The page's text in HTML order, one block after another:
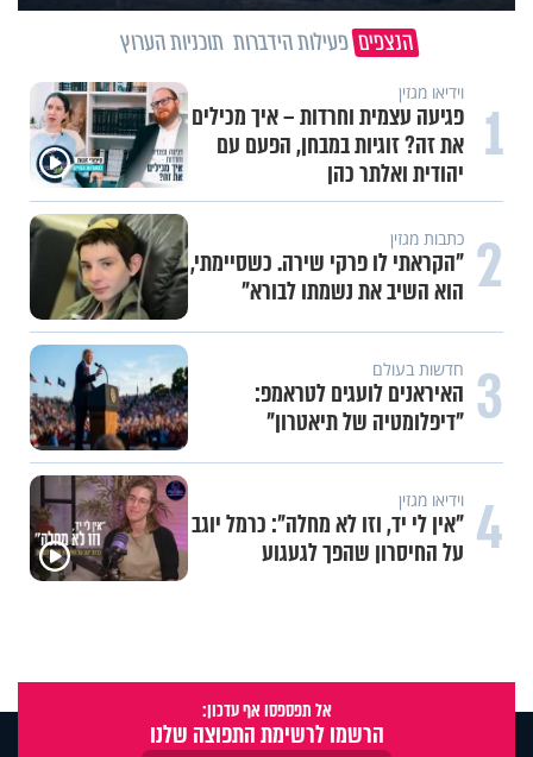
הנצפים פעילות הידברות תוכניות הערוץ
1 תכני הידברות
מזוזות, ציציות וספרים מחזקים:
המיזם שיביא שמירה רוחנית לאלפי
חיילי צה"ל
2 תכני הידברות
לזיווגים, שלום בית וישועות:
3 תכני הידברות
אחי, מחכים רק לך: יום התפילין
4 תכני הידברות
מה הסיכוי להתחתן בגיל 37?
הפעולה שסיימה עשור של אכזבות
אל תפספסו אף עדכון:
הרשמו לרשימת התפוצה שלנו